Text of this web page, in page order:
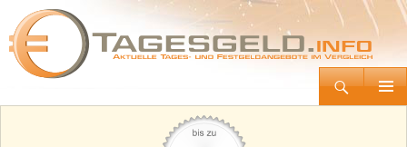
Tagesgeld.info – Tagesgeldkonten vergleichen und Tagesgeld-Zinsen berechnen
Zum